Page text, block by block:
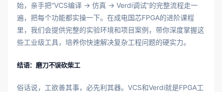
始，亲手把“VCS编译 → 仿真 → Verdi调试”的完整流程走一
遍，把每个功能都实操一下。在成电国芯FPGA的进阶课程
里，我们会提供完整的实验环境和项目案例，带你深度掌握这
些工业级工具，培养你快速解决复杂工程问题的硬实力。
结语：磨刀不误砍柴工
俗话说，工欲善其事，必先利其器。VCS和Verdi就是FPGA工